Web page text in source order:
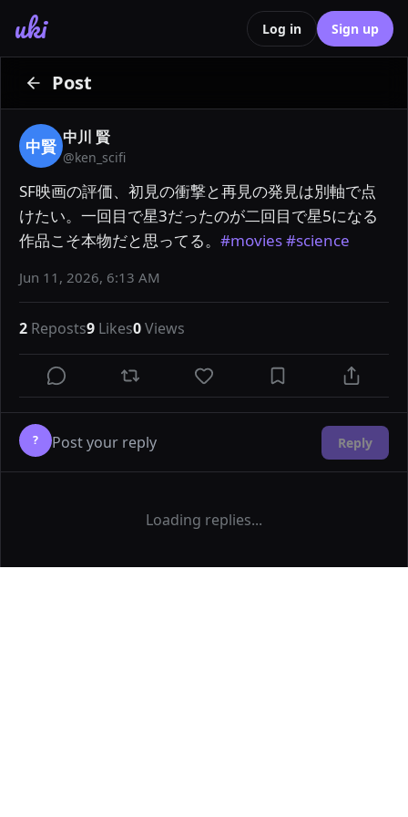
uki Log in Sign up
Post
中賢 中川 賢
@ken_scifi
SF映画の評価、初見の衝撃と再見の発見は別軸で点
けたい。一回目で星3だったのが二回目で星5になる
作品こそ本物だと思ってる。 #movies#science
Jun 11, 2026, 6:13 AM
2 Reposts9 Likes0Views
? Reply
Loading replies...